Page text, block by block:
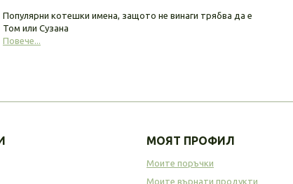
Популярни котешки имена, защото не винаги трябва да е
Том или Сузана
Повече...
МОЯТ ПРОФИЛ
Моите поръчки
Моите върнати продукти